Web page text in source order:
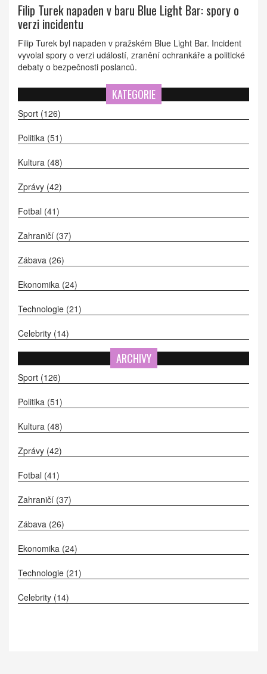
Filip Turek napaden v baru Blue Light Bar: spory o
verzi incidentu
Filip Turek byl napaden v pražském Blue Light Bar. Incident
vyvolal spory o verzi událostí, zranění ochrankáře a politické
debaty o bezpečnosti poslanců.
KATEGORIE
Sport (126)
Politika (51)
Kultura (48)
Zprávy (42)
Fotbal (41)
Zahraničí (37)
Zábava (26)
Ekonomika (24)
Technologie (21)
Celebrity (14)
ARCHIVY
Sport (126)
Politika (51)
Kultura (48)
Zprávy (42)
Fotbal (41)
Zahraničí (37)
Zábava (26)
Ekonomika (24)
Technologie (21)
Celebrity (14)